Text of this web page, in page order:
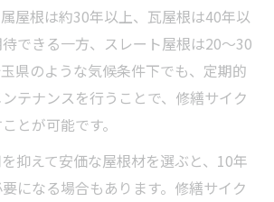
屋根は約30年以上、瓦屋根は40年以
できる一方、スレート屋根は20～30
県のような気候条件下でも、定期的
テナンスを行うことで、修繕サイク
とが可能です。
抑えて安価な屋根材を選ぶと、10年
になる場合もあります。修繕サイク